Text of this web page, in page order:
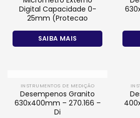
Digital Capacidade 0-
25mm (Protecao
SAIBA MAIS
FORA DE ESTOQUE
INSTRUMENTOS DE MEDIÇÃO
Desempenos Granito
630x400mm – 270.166 –
Di